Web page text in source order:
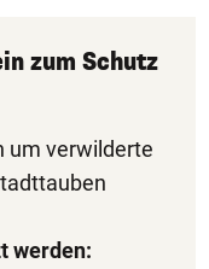
zum Schutz
um verwilderte
werden: